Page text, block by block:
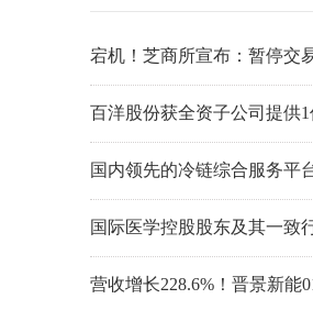
宕机！芝商所宣布：暂停交
百洋股份获全资子公司提供
国内领先的冷链综合服务平
国际医学控股股东及其一致
营收增长228.6%！晋景新能